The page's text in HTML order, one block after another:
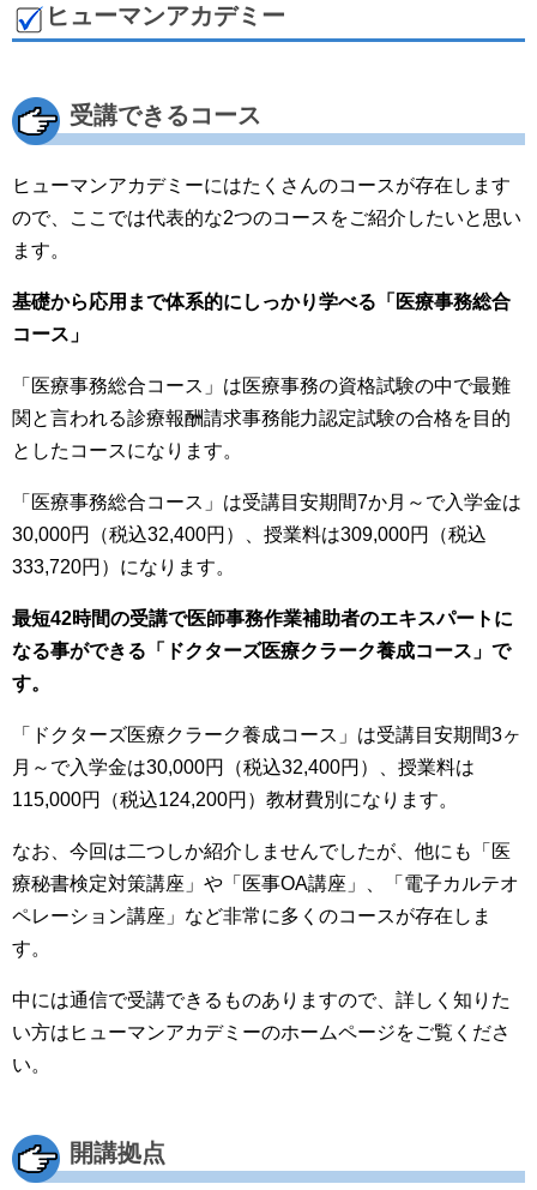
ヒューマンアカデミー
受講できるコース
ヒューマンアカデミーにはたくさんのコースが存在します
ので、ここでは代表的な2つのコースをご紹介したいと思い
ます。
基礎から応用まで体系的にしっかり学べる「医療事務総合
コース」
「医療事務総合コース」は医療事務の資格試験の中で最難
関と言われる診療報酬請求事務能力認定試験の合格を目的
としたコースになります。
「医療事務総合コース」は受講目安期間7か月～で入学金は
30,000円（税込32,400円）、授業料は309,000円（税込
333,720円）になります。
最短42時間の受講で医師事務作業補助者のエキスパートに
なる事ができる「ドクターズ医療クラーク養成コース」で
す。
「ドクターズ医療クラーク養成コース」は受講目安期間3ヶ
月～で入学金は30,000円（税込32,400円）、授業料は
115,000円（税込124,200円）教材費別になります。
なお、今回は二つしか紹介しませんでしたが、他にも「医
療秘書検定対策講座」や「医事OA講座」、「電子カルテオ
ペレーション講座」など非常に多くのコースが存在しま
す。
中には通信で受講できるものありますので、詳しく知りた
い方はヒューマンアカデミーのホームページをご覧くださ
い。
開講拠点